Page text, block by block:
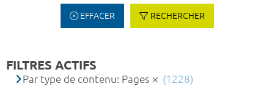
EFFACER RECHERCHER
FILTRES ACTIFS
Par type de contenu: Pages (1228)